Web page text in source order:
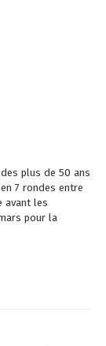
plus de 50 ans
7 rondes entre
avant les
pour la